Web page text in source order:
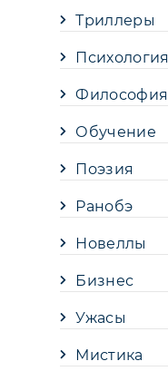
Триллеры
Психология
Философия
Обучение
Поэзия
Ранобэ
Новеллы
Бизнес
Ужасы
Мистика